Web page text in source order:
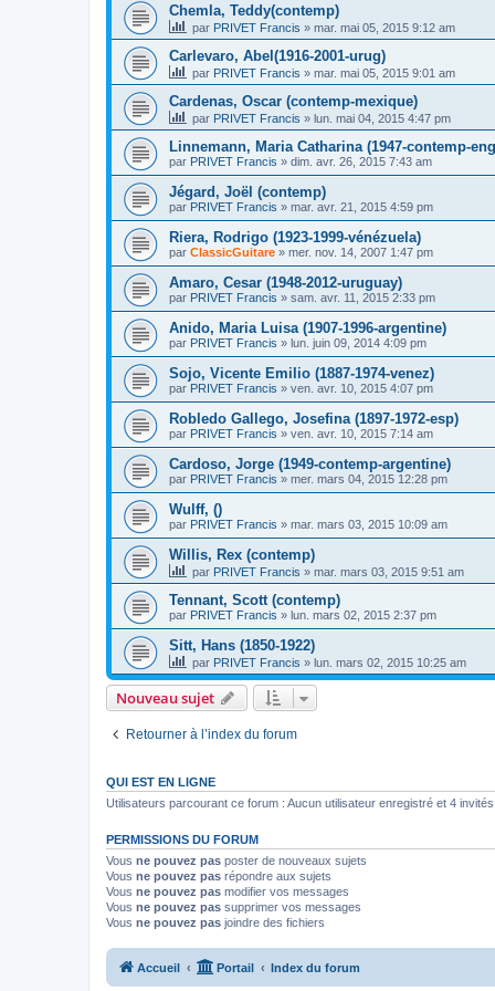
Chemla, Teddy(contemp)
par PRIVET Francis » mar. mai 05, 2015 9:12 am
Carlevaro, Abel(1916-2001-urug)
par PRIVET Francis » mar. mai 05, 2015 9:01 am
Cardenas, Oscar (contemp-mexique)
par PRIVET Francis » lun. mai 04, 2015 4:47 pm
Linnemann, Maria Catharina (1947-contemp-
par PRIVET Francis » dim. avr. 26, 2015 7:43 am
Jégard, Joël (contemp)
par PRIVET Francis » mar. avr. 21, 2015 4:59 pm
Riera, Rodrigo (1923-1999-vénézuela)
par ClassicGuitare » mer. nov. 14, 2007 1:47 pm
Amaro, Cesar (1948-2012-uruguay)
par PRIVET Francis » sam. avr. 11, 2015 2:33 pm
Anido, Maria Luisa (1907-1996-argentine)
par PRIVET Francis » lun. juin 09, 2014 4:09 pm
Sojo, Vicente Emilio (1887-1974-venez)
par PRIVET Francis » ven. avr. 10, 2015 4:07 pm
Robledo Gallego, Josefina (1897-1972-esp)
par PRIVET Francis » ven. avr. 10, 2015 7:14 am
Cardoso, Jorge (1949-contemp-argentine)
par PRIVET Francis » mer. mars 04, 2015 12:28 pm
Wulff, ()
par PRIVET Francis » mar. mars 03, 2015 10:09 am
Willis, Rex (contemp)
par PRIVET Francis » mar. mars 03, 2015 9:51 am
Tennant, Scott (contemp)
par PRIVET Francis » lun. mars 02, 2015 2:37 pm
Sitt, Hans (1850-1922)
par PRIVET Francis » lun. mars 02, 2015 10:25 am
Nouveau sujet
Retourner à l’index du forum
QUI EST EN LIGNE
Utilisateurs parcourant ce forum : Aucun utilisateur enregistré et 4 invités
PERMISSIONS DU FORUM
Vous ne pouvez pas poster de nouveaux sujets
Vous ne pouvez pas répondre aux sujets
Vous ne pouvez pas modifier vos messages
Vous ne pouvez pas supprimer vos messages
Vous ne pouvez pas joindre des fichiers
Accueil Portail Index du forum